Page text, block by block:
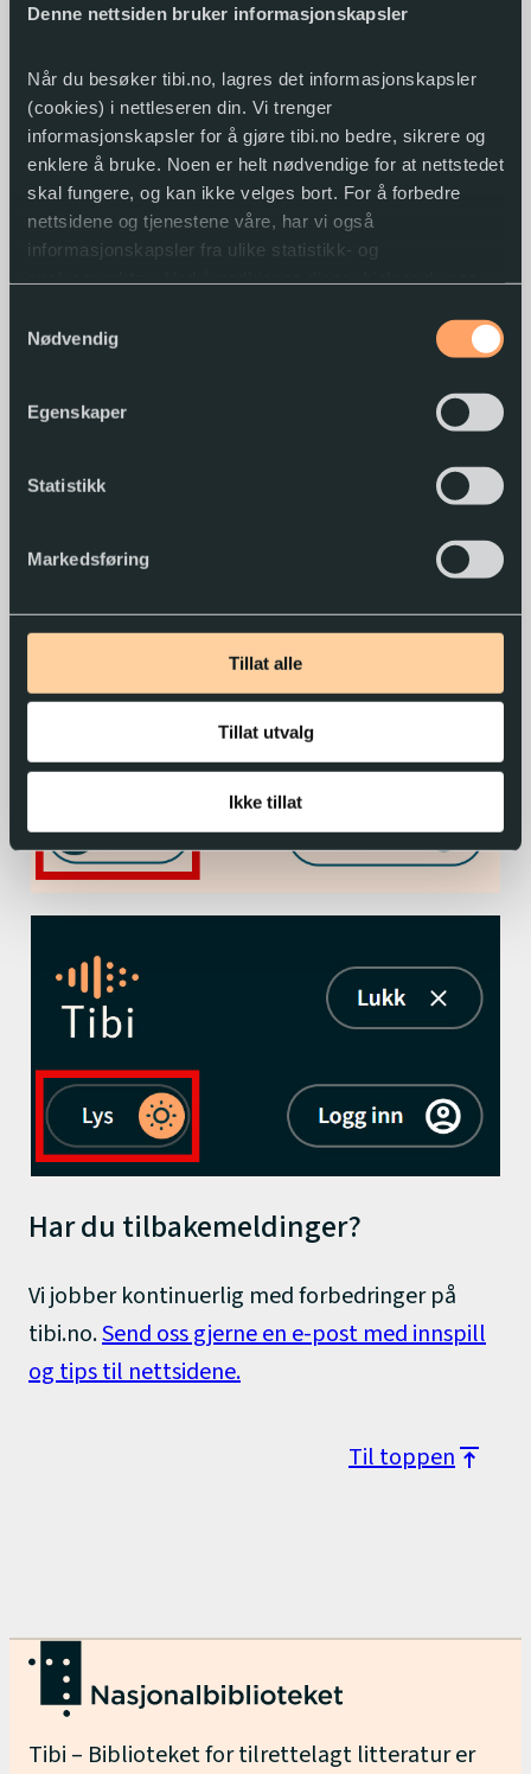
Denne nettsiden bruker informasjonskapsler
Når du besøker tibi.no, lagres det informasjonskapsler
(cookies) i nettleseren din. Vi trenger
informasjonskapsler for å gjøre tibi.no bedre, sikrere og
enklere å bruke. Noen er helt nødvendige for at nettstedet
skal fungere, og kan ikke velges bort. For å forbedre
nettsidene og tjenestene våre, har vi også
informasjonskapsler fra ulike statistikk- og
Nødvendig
Egenskaper
Statistikk
Markedsføring
Tillat alle
Tillat utvalg
Ikke tillat
vil tibi.no automatisk åpne seg i lys versjon. Har
du valgt mørk modus (nattmodus) på enheten,
vil du ikke merke forskjell.
Slik endrer du til lys eller mørk
modus
Gå til tibi.no og åpne menyen
bryteren
. Du finner bryteren
Nettleseren husker valget ditt neste gang du
åpner tibi.no, hvis du har gitt samtykke for
Har du tilbakemeldinger?
Vi jobber kontinuerlig med forbedringer på
tibi.no.Send oss gjerne en e-post med innspill
og tips til nettsidene.
Til toppen
Tibi – Biblioteket for tilrettelagt litteratur er